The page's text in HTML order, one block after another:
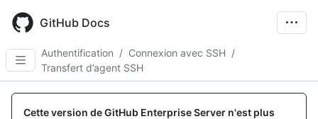
main
content
GitHub Docs
Authentification / Connexion avec SSH /
Transfert d’agent SSH
Cette version de GitHub Enterprise Server n'est plus